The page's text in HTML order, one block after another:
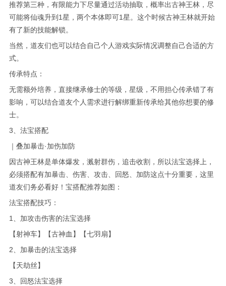
推荐第三种，有限能力下尽量通过活动抽取，概率出古神王林，尽
可能将仙魂升到1星，两个本体即可1星。这个时候古神王林就开始
有了新的技能解锁。
当然，道友们也可以结合自己个人游戏实际情况调整自己合适的方
式。
传承特点：
无需额外培养，直接继承修士的等级，星级，不用担心传承错了有
影响，可以结合道友个人需求进行解绑重新传承给其他你想要的修
士。
3、法宝搭配
｜叠加暴击·加伤加防
因古神王林是单体爆发，溅射群伤，追击收割，所以法宝选择上，
必须搭配有加暴击、伤害、攻击、回怒、加防这点十分重要，这里
道友们务必看好！宝搭配推荐如图：
法宝搭配技巧：
1、加攻击伤害的法宝选择
【射神车】【古神血】【七羽扇】
2、加暴击的法宝选择
【天劫丝】
3、回怒法宝选择